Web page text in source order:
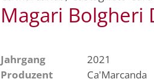
Magari Bolgheri
Jahrgang
2021
Produzent
Ca'Marcanda